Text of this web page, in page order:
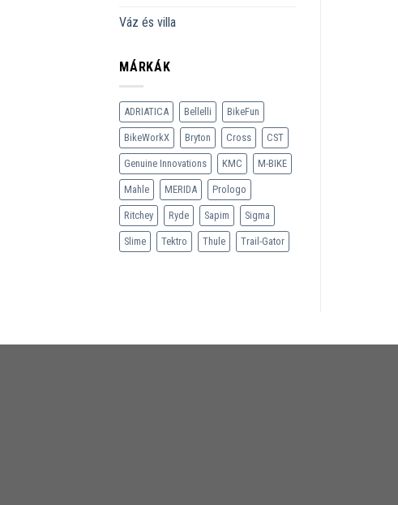
Váz és villa
MÁRKÁK
ADRIATICA Bellelli BikeFun
BikeWorkX Bryton Cross CST
Genuine Innovations KMC M-BIKE
Mahle MERIDA Prologo
Ritchey Ryde Sapim Sigma
Slime Tektro Thule Trail-Gator